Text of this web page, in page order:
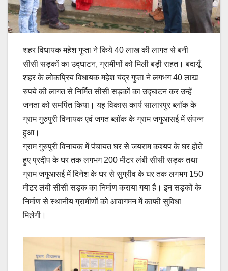
शहर विधायक महेश गुप्ता ने किये 40 लाख की लागत से बनी
सीसी सड़कों का उद्घाटन, ग्रामीणों को मिली बड़ी राहत। बदायूँ
शहर के लोकप्रिय विधायक महेश चंद्र गुप्ता ने लगभग 40 लाख
रुपये की लागत से निर्मित सीसी सड़कों का उद्घाटन कर उन्हें
जनता को समर्पित किया। यह विकास कार्य सालारपुर ब्लॉक के
ग्राम गुरुपुरी विनायक एवं जगत ब्लॉक के ग्राम जगुआसई में संपन्न
हुआ।
ग्राम गुरुपुरी विनायक में पंचायत घर से जयराम कश्यप के घर होते
हुए प्रदीप के घर तक लगभग 200 मीटर लंबी सीसी सड़क तथा
ग्राम जगुआसई में दिनेश के घर से सुग्रीव के घर तक लगभग 150
मीटर लंबी सीसी सड़क का निर्माण कराया गया है। इन सड़कों के
निर्माण से स्थानीय ग्रामीणों को आवागमन में काफी सुविधा
मिलेगी।